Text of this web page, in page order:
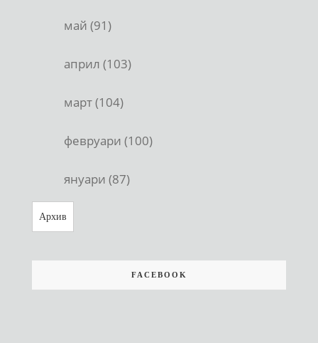
май (91)
април (103)
март (104)
февруари (100)
януари (87)
Архив
FACEBOOK